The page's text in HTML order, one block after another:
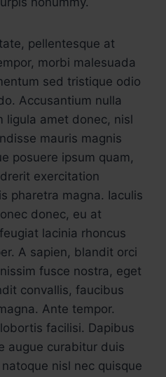
pellentesque at
morbi malesuada
sed tristique odio
Accusantium nulla
ligula amet donec, nisl
mauris magnis
posuere ipsum quam,
exercitation
pharetra magna. Iaculis
donec, eu at
lacinia rhoncus
A sapien, blandit orci
fusce nostra, eget
convallis, faucibus
Ante tempor.
facilisi. Dapibus
augue curabitur duis
nisl nec quisque